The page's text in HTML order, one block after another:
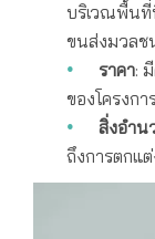
บริเวณพื้นที่
ขนส่งมวลช
ราคา:
ของโครงก
สิ่งอำน
ถึงการตกแ